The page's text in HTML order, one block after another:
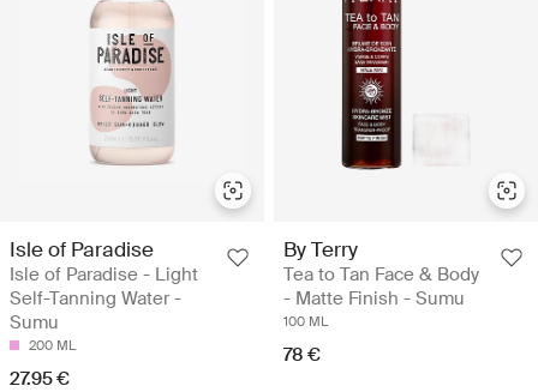
Isle of Paradise
Isle of Paradise - Light
Self-Tanning Water -
Sumu
200 ML
27.95 €
By Terry
Tea to Tan Face & Body
- Matte Finish - Sumu
100 ML
78 €